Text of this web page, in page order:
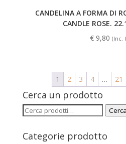
CANDELINA A FORMA DI
CANDLE ROSE.
€ 9,80 (Inc.
1 2 3 4 … 21
Cerca un prodotto
Cerca: Cerca
Categorie prodotto